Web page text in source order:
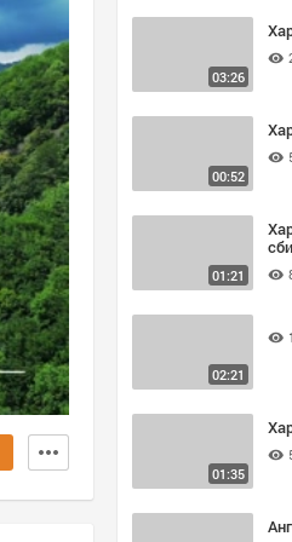
03:26
00:52
01:21
02:21
01:35